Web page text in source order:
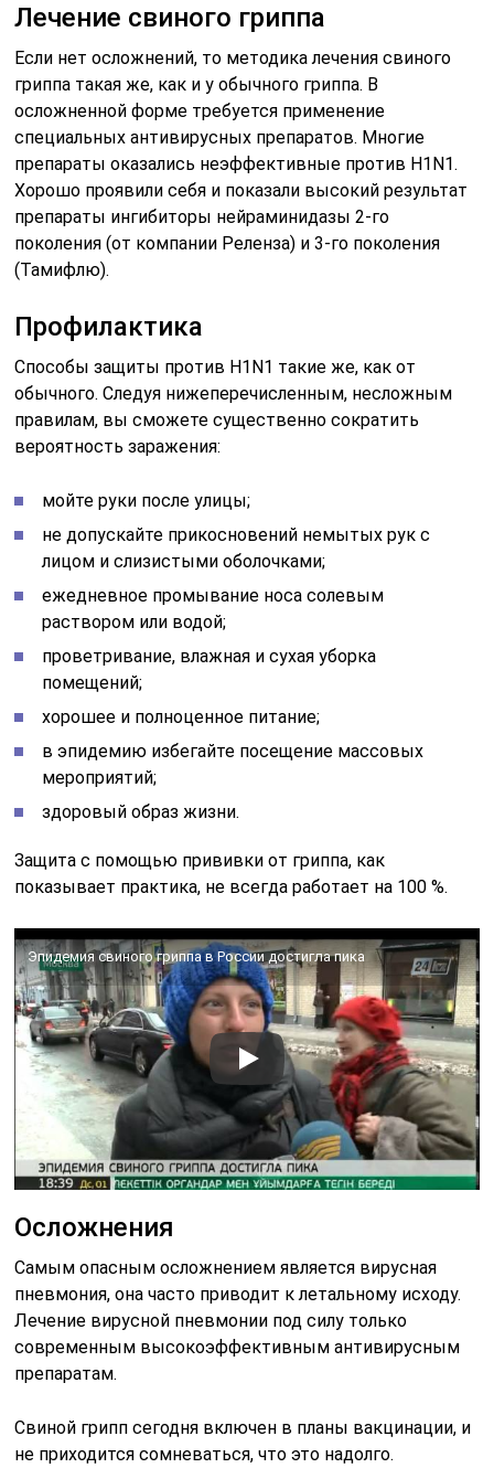
Лечение свиного гриппа
Если нет осложнений, то методика лечения свиного
гриппа такая же, как и у обычного гриппа. В
осложненной форме требуется применение
специальных антивирусных препаратов. Многие
препараты оказались неэффективные против H1N1.
Хорошо проявили себя и показали высокий результат
препараты ингибиторы нейраминидазы 2-го
поколения (от компании Реленза) и 3-го поколения
(Тамифлю).
Профилактика
Способы защиты против H1N1 такие же, как от
обычного. Следуя нижеперечисленным, несложным
правилам, вы сможете существенно сократить
вероятность заражения:
мойте руки после улицы;
не допускайте прикосновений немытых рук с
лицом и слизистыми оболочками;
ежедневное промывание носа солевым
раствором или водой;
проветривание, влажная и сухая уборка
помещений;
хорошее и полноценное питание;
в эпидемию избегайте посещение массовых
мероприятий;
здоровый образ жизни.
Защита с помощью прививки от гриппа, как
показывает практика, не всегда работает на 100 %.
Эпидемия свиного гриппа в России достигла пика
Осложнения
Самым опасным осложнением является вирусная
пневмония, она часто приводит к летальному исходу.
Лечение вирусной пневмонии под силу только
современным высокоэффективным антивирусным
препаратам.
Свиной грипп сегодня включен в планы вакцинации, и
не приходится сомневаться, что это надолго.